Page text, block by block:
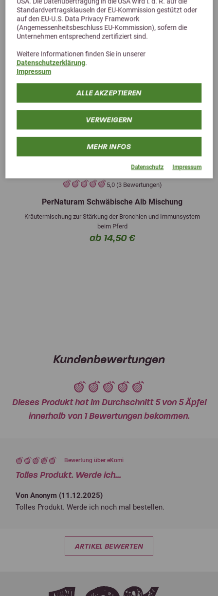
Standardvertragsklauseln der EU-Kommission gestützt oder
auf den EU-U.S. Data Privacy Framework
(Angemessenheitsbeschluss EU-Kommission), sofern die
Unternehmen entsprechend zertifiziert sind.
Weitere Informationen finden Sie in unserer
Datenschutzerklärung.
Impressum
ALLE AKZEPTIEREN
VERWEIGERN
MEHR INFOS
Datenschutz Impressum
5,0 (3 Bewertungen)
PerNaturam Schwäbische Alb Mischung
Kräutermischung zur Stärkung der Bronchien und Immunsystem
beim Pferd
ab 14,50 €
Next
Kundenbewertungen
Dieses Produkt hat im Durchschnitt 5 von 5 Äpfel
innerhalb von 1 Bewertungen bekommen.
Bewertung über eKomi
Tolles Produkt. Werde ich...
Von Anonym (11.12.2025)
Tolles Produkt. Werde ich noch mal bestellen.
ARTIKEL BEWERTEN